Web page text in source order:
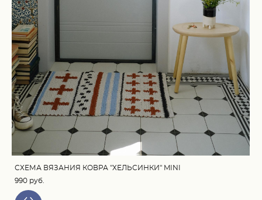
СХЕМА ВЯЗАНИЯ КОВРА "ХЕЛЬСИНКИ" MINI
990 pуб.